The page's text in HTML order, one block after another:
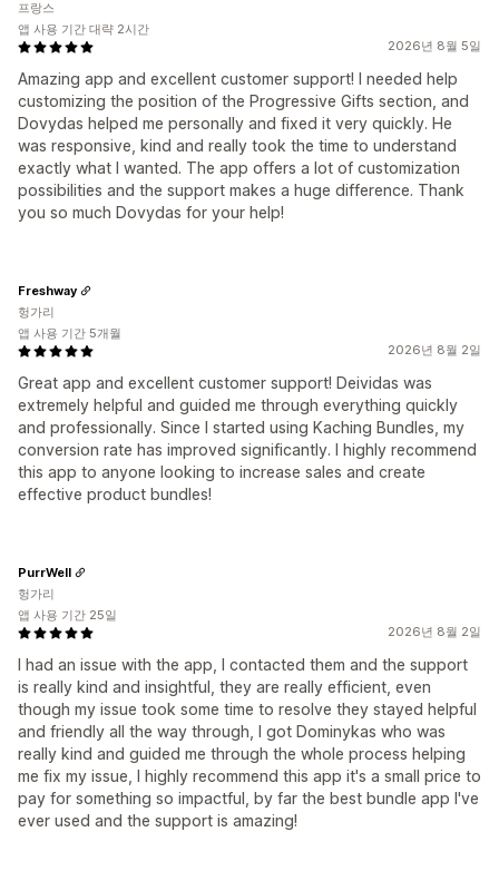
2026년 8월 5일
Amazing app and excellent customer support! I needed help
customizing the position of the Progressive Gifts section, and
Dovydas helped me personally and fixed it very quickly. He
was responsive, kind and really took the time to understand
exactly what I wanted. The app offers a lot of customization
possibilities and the support makes a huge difference. Thank
you so much Dovydas for your help!
프랑스
앱 사용 기간 대략 2시간
2026년 8월 2일
Great app and excellent customer support! Deividas was
extremely helpful and guided me through everything quickly
and professionally. Since I started using Kaching Bundles, my
conversion rate has improved significantly. I highly recommend
this app to anyone looking to increase sales and create
effective product bundles!
Freshway
헝가리
앱 사용 기간 5개월
2026년 8월 2일
I had an issue with the app, I contacted them and the support
is really kind and insightful, they are really efficient, even
though my issue took some time to resolve they stayed helpful
and friendly all the way through, I got Dominykas who was
really kind and guided me through the whole process helping
me fix my issue, I highly recommend this app it's a small price to
pay for something so impactful, by far the best bundle app I've
ever used and the support is amazing!
PurrWell
헝가리
앱 사용 기간 25일